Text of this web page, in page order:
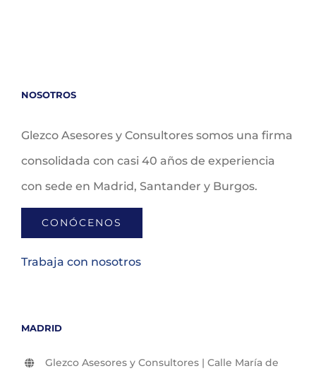
NOSOTROS
Glezco Asesores y Consultores somos una firma
consolidada con casi 40 años de experiencia
con sede en Madrid, Santander y Burgos.
CONÓCENOS
Trabaja con nosotros
MADRID
Glezco Asesores y Consultores | Calle María de